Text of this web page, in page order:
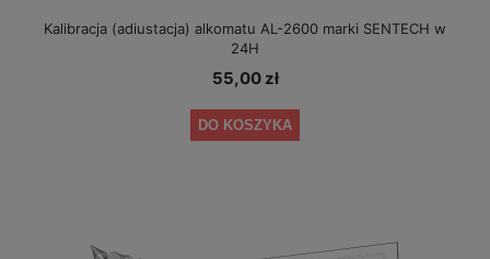
Kalibracja (adiustacja) alkomatu AL-2600 marki SENTECH w
24H
55,00 zł
DO KOSZYKA